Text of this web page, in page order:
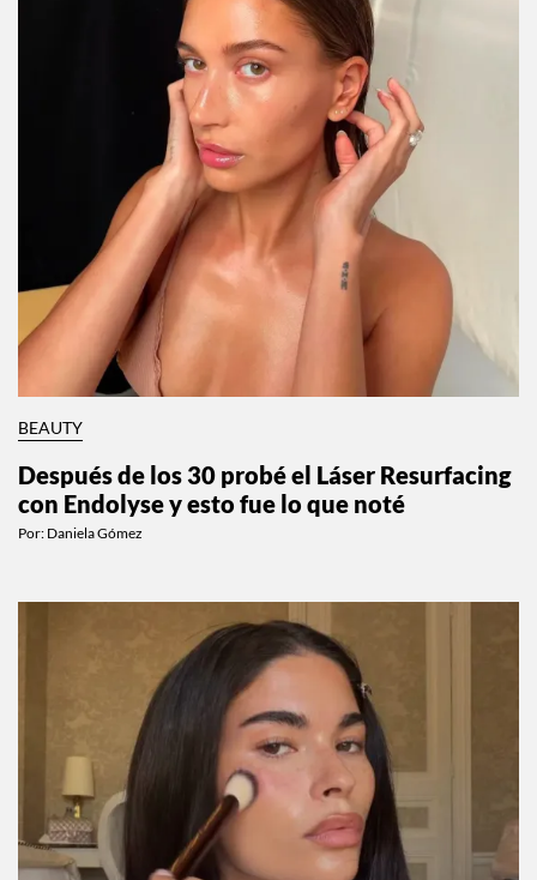
BEAUTY
Después de los 30 probé el Láser Resurfacing
con Endolyse y esto fue lo que noté
Por: Daniela Gómez